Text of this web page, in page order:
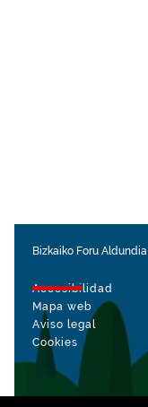
Bizkaiko Foru Aldundia
Accesibilidad
Mapa web
Aviso legal
Cookies